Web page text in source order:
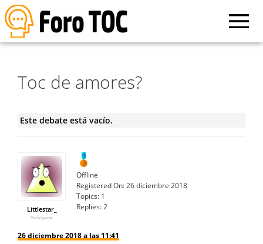
Toc de amores?
Este debate está vacío.
Littlestar_
Participante
Offline
Registered On:26 diciembre 2018
Topics: 1
Replies:2
26 diciembre 2018 a las 11:41